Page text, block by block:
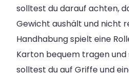
solltest du darauf achten,
Gewicht aushält und nicht
Handhabung spielt eine
Karton bequem tragen
solltest du auf Griffe und